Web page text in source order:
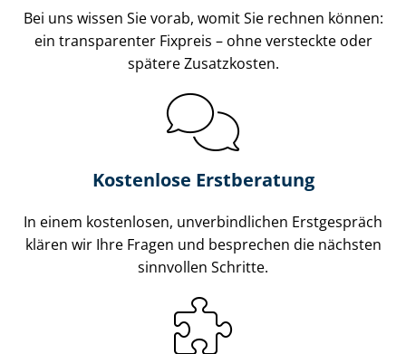
Bei uns wissen Sie vorab, womit Sie rechnen können:
ein transparenter Fixpreis – ohne versteckte oder
spätere Zusatzkosten.
Kostenlose Erstberatung
In einem kostenlosen, unverbindlichen Erstgespräch
klären wir Ihre Fragen und besprechen die nächsten
sinnvollen Schritte.